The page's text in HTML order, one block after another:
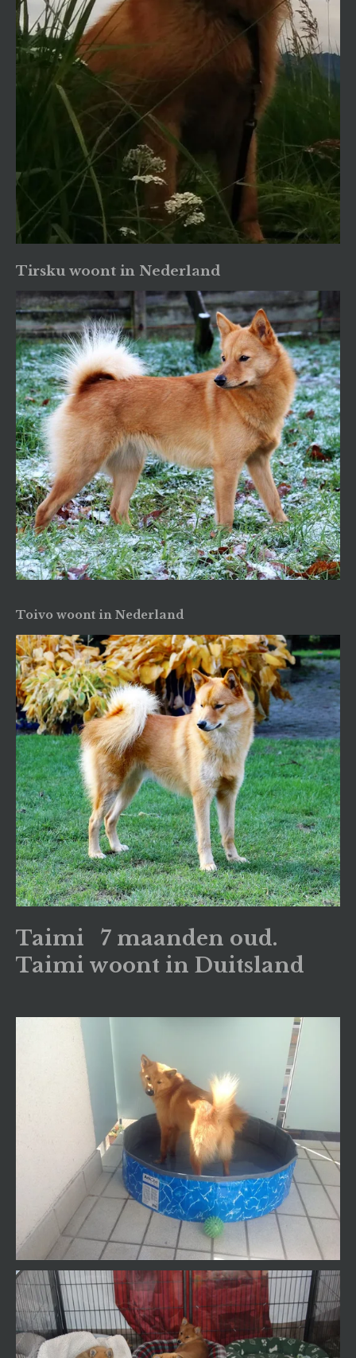
Tirsku woont in Nederland
Toivo woont in Nederland
Taimi 7 maanden oud.
Taimi woont in Duitsland